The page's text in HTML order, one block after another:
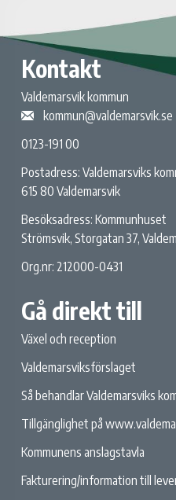
Kontakt
Valdemarsvik kommun
kommun@valdemarsvik.se
0123-191 00
Postadress: Valdemarsviks
615 80 Valdemarsvik
Besöksadress: Kommunhuset
Strömsvik, Storgatan 37,
Org.nr: 212000-0431
Gå direkt till
Växel och reception
Valdemarsviksförslaget
Så behandlar Valdemarsviks
Tillgänglighet på
Kommunens anslagstavla
Fakturering/information till